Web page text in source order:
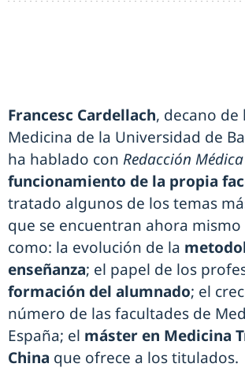
Francesc Cardellach, decano
Medicina de la Universidad de
ha hablado con Redacción Médica
funcionamiento de la propia
tratado algunos de los temas
que se encuentran ahora mismo
como: la evolución de la
enseñanza; el papel de los
formación del alumnado; el
número de las facultades de
España; el máster en Medicina
China que ofrece a los titulados.